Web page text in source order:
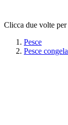
Clicca due volte
Pesce
Pesce